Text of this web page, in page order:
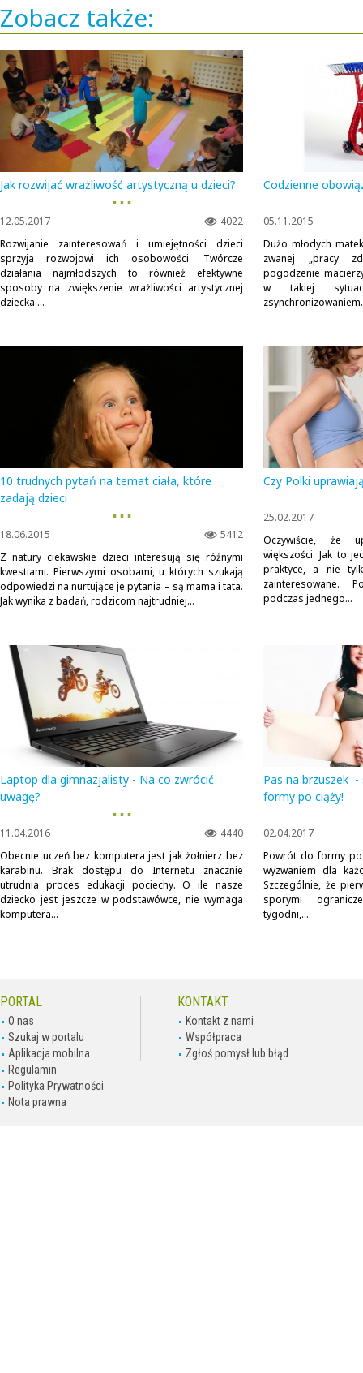
Zobacz także:
Jak rozwijać wrażliwość artystyczną u dzieci?
▪ ▪ ▪
4022
12.05.2017
Rozwijanie zainteresowań i umiejętności dzieci
sprzyja rozwojowi ich osobowości. Twórcze
działania najmłodszych to również efektywne
sposoby na zwiększenie wrażliwości artystycznej
dziecka....
Codzienne
05.11.2015
Dużo młodych
zwanej „pracy
pogodzenie
w takiej
10 trudnych pytań na temat ciała, które
zadają dzieci
▪ ▪ ▪
5412
18.06.2015
Z natury ciekawskie dzieci interesują się różnymi
kwestiami. Pierwszymi osobami, u których szukają
odpowiedzi na nurtujące je pytania – są mama i tata.
Jak wynika z badań, rodzicom najtrudniej...
Czy Polki
25.02.2017
Oczywiście, że
większości. Jak to
praktyce, a nie
zainteresowane.
podczas jednego...
Laptop dla gimnazjalisty - Na co zwrócić
uwagę?
▪ ▪ ▪
4440
11.04.2016
Obecnie uczeń bez komputera jest jak żołnierz bez
karabinu. Brak dostępu do Internetu znacznie
utrudnia proces edukacji pociechy. O ile nasze
dziecko jest jeszcze w podstawówce, nie wymaga
komputera...
Pas na brzuszek
formy po ciąży!
02.04.2017
Powrót do formy
wyzwaniem dla
Szczególnie, że
sporymi
tygodni,...
PORTAL
O nas
Szukaj w portalu
Aplikacja mobilna
Regulamin
Polityka Prywatności
Nota prawna
KONTAKT
Kontakt z nami
Współpraca
Zgłoś pomysł lub błąd